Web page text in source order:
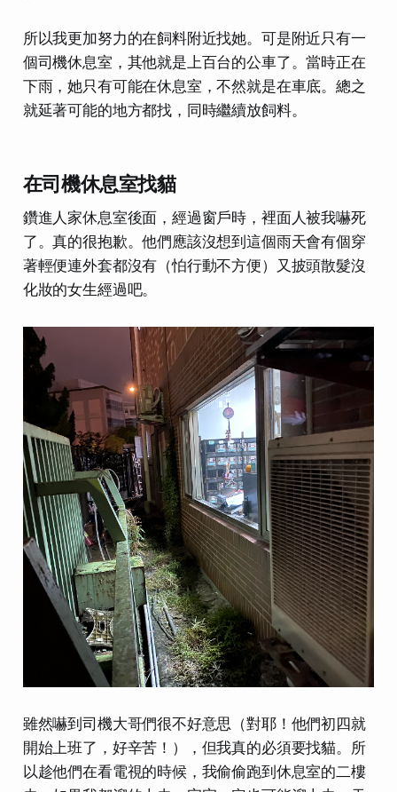
所以我更加努力的在飼料附近找她。可是附近只有一
個司機休息室，其他就是上百台的公車了。當時正在
下雨，她只有可能在休息室，不然就是在車底。總之
就延著可能的地方都找，同時繼續放飼料。
在司機休息室找貓
鑽進人家休息室後面，經過窗戶時，裡面人被我嚇死
了。真的很抱歉。他們應該沒想到這個雨天會有個穿
著輕便連外套都沒有（怕行動不方便）又披頭散髮沒
化妝的女生經過吧。
雖然嚇到司機大哥們很不好意思（對耶！他們初四就
開始上班了，好辛苦！），但我真的必須要找貓。所
以趁他們在看電視的時候，我偷偷跑到休息室的二樓